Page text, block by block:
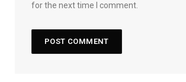
for the next time I comment.